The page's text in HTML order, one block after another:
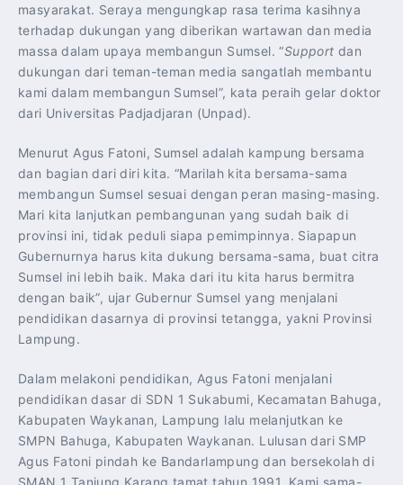
masyarakat. Seraya mengungkap rasa terima kasihnya
terhadap dukungan yang diberikan wartawan dan media
massa dalam upaya membangun Sumsel. “Support dan
dukungan dari teman-teman media sangatlah membantu
kami dalam membangun Sumsel”, kata peraih gelar doktor
dari Universitas Padjadjaran (Unpad).
Menurut Agus Fatoni, Sumsel adalah kampung bersama
dan bagian dari diri kita. “Marilah kita bersama-sama
membangun Sumsel sesuai dengan peran masing-masing.
Mari kita lanjutkan pembangunan yang sudah baik di
provinsi ini, tidak peduli siapa pemimpinnya. Siapapun
Gubernurnya harus kita dukung bersama-sama, buat citra
Sumsel ini lebih baik. Maka dari itu kita harus bermitra
dengan baik”, ujar Gubernur Sumsel yang menjalani
pendidikan dasarnya di provinsi tetangga, yakni Provinsi
Lampung.
Dalam melakoni pendidikan, Agus Fatoni menjalani
pendidikan dasar di SDN 1 Sukabumi, Kecamatan Bahuga,
Kabupaten Waykanan, Lampung lalu melanjutkan ke
SMPN Bahuga, Kabupaten Waykanan. Lulusan dari SMP
Agus Fatoni pindah ke Bandarlampung dan bersekolah di
SMAN 1 Tanjung Karang tamat tahun 1991. Kami sama-